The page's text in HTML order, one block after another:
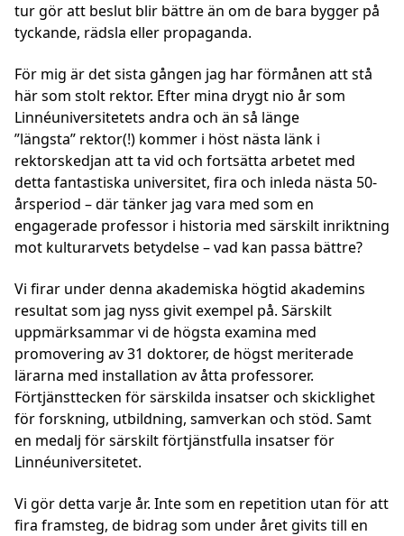
tur gör att beslut blir bättre än om de bara bygger på
tyckande, rädsla eller propaganda.
För mig är det sista gången jag har förmånen att stå
här som stolt rektor. Efter mina drygt nio år som
Linnéuniversitetets andra och än så länge
”längsta” rektor(!) kommer i höst nästa länk i
rektorskedjan att ta vid och fortsätta arbetet med
detta fantastiska universitet, fira och inleda nästa 50-
årsperiod – där tänker jag vara med som en
engagerade professor i historia med särskilt inriktning
mot kulturarvets betydelse – vad kan passa bättre?
Vi firar under denna akademiska högtid akademins
resultat som jag nyss givit exempel på. Särskilt
uppmärksammar vi de högsta examina med
promovering av 31 doktorer, de högst meriterade
lärarna med installation av åtta professorer.
Förtjänsttecken för särskilda insatser och skicklighet
för forskning, utbildning, samverkan och stöd. Samt
en medalj för särskilt förtjänstfulla insatser för
Linnéuniversitetet.
Vi gör detta varje år. Inte som en repetition utan för att
fira framsteg, de bidrag som under året givits till en